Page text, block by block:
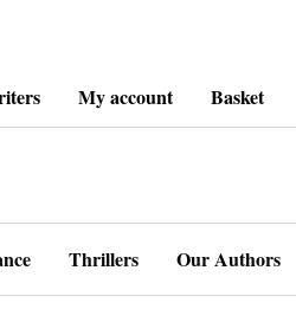
My account Basket
Thrillers Our Authors